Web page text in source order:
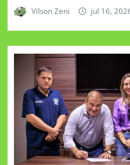
Vilson Zeni jul 16,